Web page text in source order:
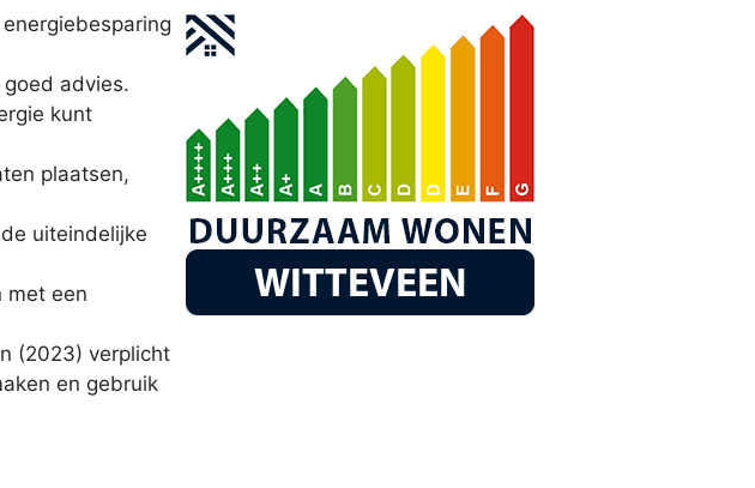
advies.
kunt
plaatsen,
uiteindelijke
met een
(2023) verplicht
en gebruik